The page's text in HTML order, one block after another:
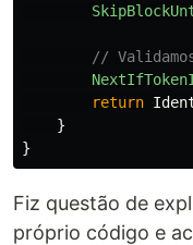
//
return
}
}
Fiz questão de
próprio código e